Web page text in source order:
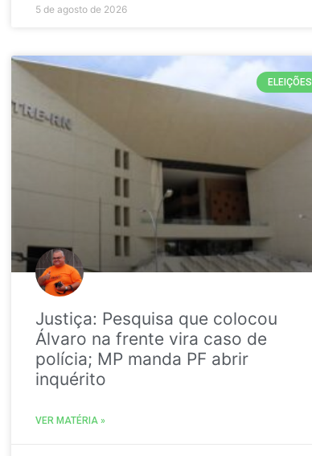
5 de agosto de 2026
ELEIÇÕES
Justiça: Pesquisa que colocou
Álvaro na frente vira caso de
polícia; MP manda PF abrir
inquérito
VER MATÉRIA »